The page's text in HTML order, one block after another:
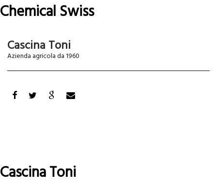
Chemical Swiss
Chemical
Swiss
Cascina Toni
Skip
main
Azienda agricola da 1960
Cascina Toni